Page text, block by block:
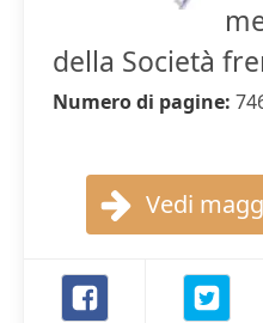
della Società
Numero di pagine:
Vedi